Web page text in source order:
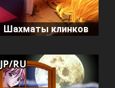
Шахматы клинков
JP/RU